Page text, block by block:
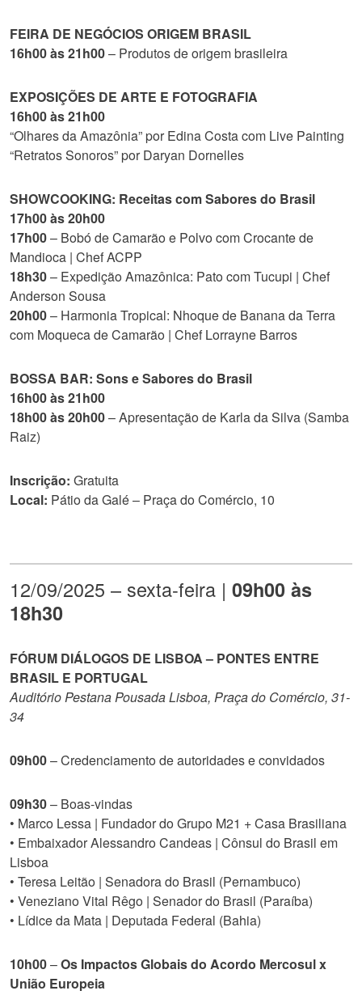
FEIRA DE NEGÓCIOS ORIGEM BRASIL
16h00 às 21h00– Produtos de origem brasileira
EXPOSIÇÕES DE ARTE E FOTOGRAFIA
16h00 às 21h00
“Olhares da Amazônia” por Edina Costa com Live Painting
“Retratos Sonoros” por Daryan Dornelles
SHOWCOOKING: Receitas com Sabores do Brasil
17h00 às 20h00
17h00– Bobó de Camarão e Polvo com Crocante de
Mandioca | Chef ACPP
18h30– Expedição Amazônica: Pato com Tucupi | Chef
Anderson Sousa
20h00– Harmonia Tropical: Nhoque de Banana da Terra
com Moqueca de Camarão | Chef Lorrayne Barros
BOSSA BAR: Sons e Sabores do Brasil
16h00 às 21h00
18h00 às 20h00– Apresentação de Karla da Silva (Samba
Raiz)
Inscrição: Gratuita
Local: Pátio da Galé – Praça do Comércio, 10
12/09/2025 – sexta-feira | 09h00 às
18h30
FÓRUM DIÁLOGOS DE LISBOA – PONTES ENTRE
BRASIL E PORTUGAL
Auditório Pestana Pousada Lisboa, Praça do Comércio, 31-
34
09h00– Credenciamento de autoridades e convidados
09h30– Boas-vindas
• Marco Lessa | Fundador do Grupo M21 + Casa Brasiliana
• Embaixador Alessandro Candeas | Cônsul do Brasil em
Lisboa
• Teresa Leitão | Senadora do Brasil (Pernambuco)
• Veneziano Vital Rêgo | Senador do Brasil (Paraíba)
• Lídice da Mata | Deputada Federal (Bahia)
10h00–Os Impactos Globais do Acordo Mercosul x
União Europeia